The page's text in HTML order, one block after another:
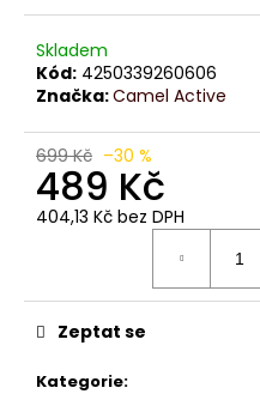
Skladem
Kód: 4250339260606
Značka:Camel Active
699 Kč –30 %
489 Kč
404,13 Kč bez DPH
Kategorie:
Zeptat se
m
e